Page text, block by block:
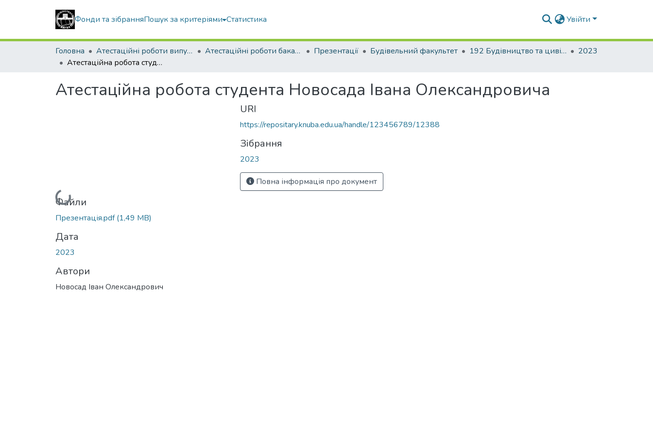
Фонди та зібранняПошук за критеріями Статистика Увійти
Головна Атестаційні роботи випускників Атестаційні роботи бакалаврів Презентації Будівельний факультет 192 Будівництво та цивільна інженерія. Промислове і цивільне будівництво
2023
Атестаційна робота студента Новосада Івана Олександровича
Атестаційна робота студента Новосада Івана Олександровича
Вантажиться...
Файли
Презентація.pdf(1,49 MB)
Дата
2023
Автори
Новосад Іван Олександрович
URI
https://repositary.knuba.edu.ua/handle/123456789/12388
Зібрання
2023
Повна інформація про документ